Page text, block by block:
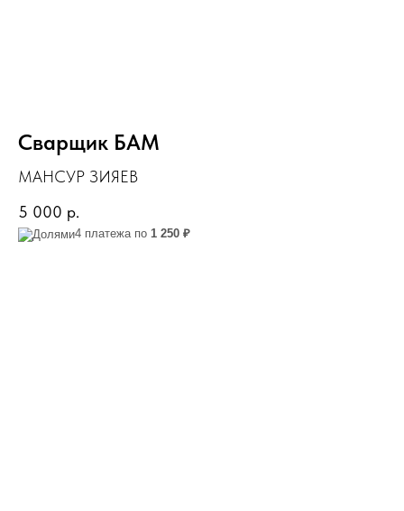
Сварщик БАМ
МАНСУР ЗИЯЕВ
5 000 р.
4 платежа по 1 250 ₽